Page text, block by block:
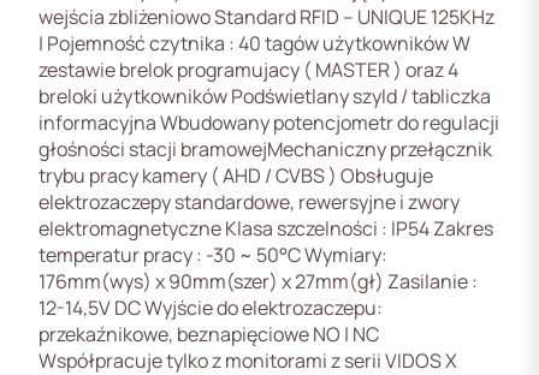
wejścia zbliżeniowo Standard RFID – UNIQUE 125KHz
| Pojemność czytnika : 40 tagów użytkowników W
zestawie brelok programujacy ( MASTER ) oraz 4
breloki użytkowników Podświetlany szyld / tabliczka
informacyjna Wbudowany potencjometr do regulacji
głośności stacji bramowejMechaniczny przełącznik
trybu pracy kamery ( AHD / CVBS ) Obsługuje
elektrozaczepy standardowe, rewersyjne i zwory
elektromagnetyczne Klasa szczelności : IP54 Zakres
temperatur pracy : -30 ~ 50°C Wymiary:
176mm(wys) x 90mm(szer) x 27mm(gł) Zasilanie :
12-14,5V DC Wyjście do elektrozaczepu:
przekaźnikowe, beznapięciowe NO | NC
Współpracuje tylko z monitorami z serii VIDOS X